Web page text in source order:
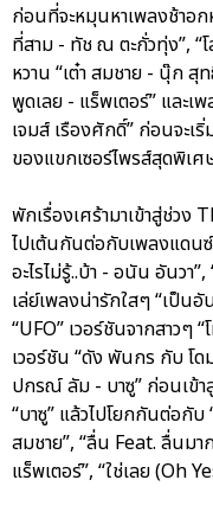
ก่อนที่จะหมุนหาเพลงช้าอก
ที่สาม - ทัช ณ ตะกั่วทุ่ง”, “
หวาน “เต๋า สมชาย - นุ๊ก สุ
พูดเลย - แร็พเตอร์” และเ
เจมส์ เรืองศักดิ์” ก่อนจะเ
ของแขกเซอร์ไพรส์สุดพิเ
พักเรื่องเศร้ามาเข้าสู่ช่ว
ไปเต้นกันต่อกับเพลงแดน
อะไรไม่รู้..บ้า - อนัน อันวา
เล่ย์เพลงน่ารักใสๆ “เป็น
“UFO” เวอร์ชันจากสาวๆ
เวอร์ชัน “ดัง พันกร กับ โด
ปกรณ์ ลัม - บาซู” ก่อนเข้า
“บาซู” แล้วไปโยกกันต่อกับ
สมชาย”, “ลื่น Feat. ลื่นมา
แร็พเตอร์”, “ใช่เลย (Oh